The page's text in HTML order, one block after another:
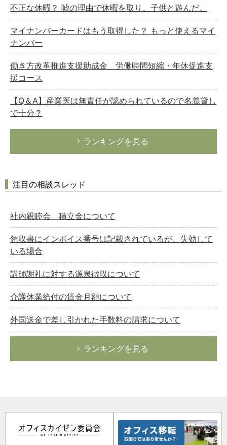
不正な休暇？ 嘘の理由で休暇を取り、子供と遊んだ。
マイナンバーカードはもう取得した？ もっと使えるマイ
ナンバー
働き方改革推進支援助成金 労働時間短縮・年休促進支
援コース
【Q＆A】産業医は無責任が認められているので名義貸し
で十分？
ランキングを見る
注目の相談スレッド
社内親睦会 積立金について
領収書にインボイス番号は記載されているが、失効して
いる場合
講師謝礼に対する源泉徴収について
介護休業給付の賃金月額について
外国送金で差し引かれた手数料の請求について
ランキングを見る